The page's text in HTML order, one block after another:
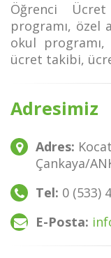
Öğrenci
programı, özel
okul
ücret takibi,
Adresimiz
Adres:
Çankaya/
Tel: 0 (533)
E-Posta: